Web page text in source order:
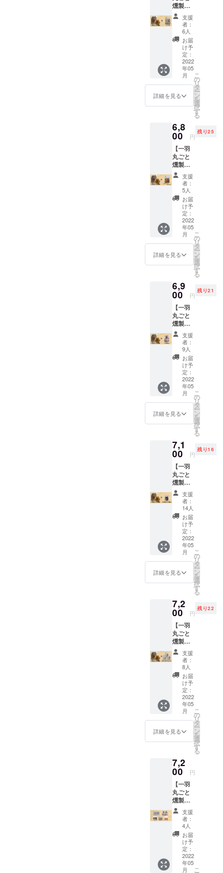
羽丸ご
と燻製
（約
1.7kg～
1.8kg）
・名
称：食
肉製品
・原材
県
産）、
食塩、
糖類
（砂
糖、
水あ
め）、
香辛料/
リン酸
（Na）
、
（アミ
ノ酸
等）、
酸化防
止剤
（エリ
ソルビ
ン酸
Na）、
発色剤
（硝酸
K、
・内容
量：不
定貫
約1.7kg
以上
（重量
は個別
に記
載）
・保存
方法：
－18℃
以下で
てくだ
さい。
期限：
出荷日
より最
低3か月
以上
※
本品製
造工場
は小
麦・乳
成分・
卵を含
む製造
してい
す。
燻製＋
とり天
300g】
通常
9,300円
（送料
込、消
費税
込）
⇒特別
価格
6,800円
（送料
込、消
込）
《冷
凍》
一
羽丸ご
と燻製
（約
1.7kg～
1.8kg）
・名
称：食
肉製品
・原材
料名：
産）、
食塩、
糖類
（砂
糖、
水あ
め）、
香辛料/
リン酸
（Na）
ノ酸
等）、
酸化防
止剤
（エリ
ソルビ
ン酸
Na）、
発色剤
（硝酸
K、
亜硝酸
・内容
量：不
定貫
約1.7kg
以上
（重量
は個別
に記
載）
・保存
方法：
－18℃
以下で
保存し
さい。
出荷日
より最
低3か月
以上
※
本品製
造工場
は小
麦・乳
成分・
卵を含
む製造
してい
支援
者：
6人
お届
け予
定：
2022
年05
月
詳細を見る
こ
の
リ
タ
ー
ン
を
選
択
す
る
6,8
00 円
残り25
【一羽
丸ごと
燻製＋
レモン
ペッ
パーチ
キン
300g】
通常
9,300円
（送料
込、消
費税
込）⇒
特別価
格6,800
料込、
消費税
込）
《冷
凍》
一
羽丸ご
と燻製
（約
1.7kg～
1.8kg）
・名
称：食
肉製品
（福岡
県
産）、
食塩、
糖類
（砂
糖、
水あ
め）、
香辛料/
リン酸
（Na）
、
調味料
（アミ
ノ酸
等）、
酸化防
止剤
（エリ
ソルビ
ン酸
Na）、
発色剤
（硝酸
Na）
・内容
量：不
定貫
約1.7kg
以上
（重量
は個別
に記
載）
・保存
方法：
支援
者：
5人
お届
け予
定：
2022
年05
月
詳細を見る
こ
の
リ
タ
ー
ン
を
選
択
す
る
6,9
00 円
残り21
【一羽
丸ごと
燻製＋
鶏モモ
肉
500g】
通常
9,300円
（送料
込、消
費税
込）
⇒特別
価格
6,900円
（送料
費税
込）
《冷
凍》
一
羽丸ご
と燻製
（約
1.7kg～
1.8kg）
・名
称：食
肉製品
・原材
県
産）、
食塩、
糖類
（砂
糖、
水あ
め）、
香辛料/
リン酸
（Na）
、
（アミ
ノ酸
等）、
酸化防
止剤
（エリ
ソルビ
ン酸
Na）、
発色剤
（硝酸
支援
者：
9人
お届
け予
定：
2022
年05
月
詳細を見る
こ
の
リ
タ
ー
ン
を
選
択
す
る
7,1
00 円
残り16
【一羽
丸ごと
燻製＋
鶏モモ
肉タタ
キ風
300g】
通常
9,700円
（送料
込、消
費税
込）
⇒特別
価格
7,100円
込、消
費税
込）
《冷
凍》
一
羽丸ご
と燻製
（約
1.7kg～
1.8kg）
・名
称：食
肉製品
（福岡
県
産）、
食塩、
糖類
（砂
糖、
水あ
め）、
香辛料/
リン酸
支援
者：
14人
お届
け予
定：
2022
年05
月
詳細を見る
こ
の
リ
タ
ー
ン
を
選
択
す
る
7,2
00 円
残り22
【一羽
丸ごと
燻製＋
チキン
カツ
200g×3
パッ
ク】
通常
9,900円
（送料
込、消
費税
込）
⇒特別
価格
（送料
込、消
費税
込）
《冷
凍》
一
羽丸ご
と燻製
（約
1.7kg～
1.8kg）
支援
者：
8人
お届
け予
定：
2022
年05
月
詳細を見る
こ
の
リ
タ
ー
ン
を
選
択
す
る
7,2
00 円
【一羽
丸ごと
燻製以
外が欲
しい方
セッ
ト】
通常
8,000円
（送料
込、消
支援
者：
4人
お届
け予
定：
2022
年05
月
こ